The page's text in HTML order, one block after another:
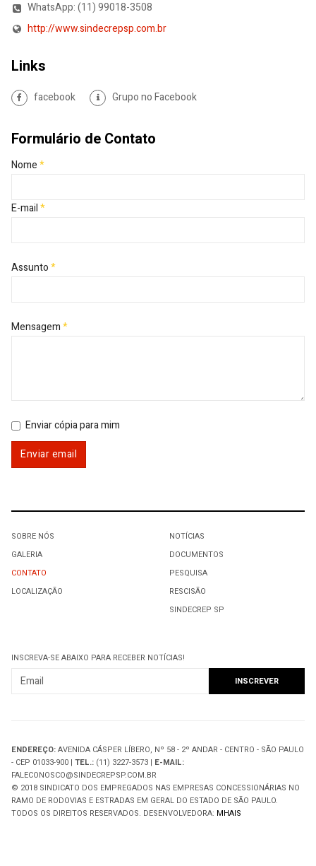
WhatsApp: (11) 99018-3508
http://www.sindecrepsp.com.br
Links
facebook Grupo no Facebook
Formulário de Contato
Nome*
E-mail*
Assunto*
Mensagem*
Enviar cópia para mim
Enviar email
SOBRE NÓS
GALERIA
CONTATO
LOCALIZAÇÃO
NOTÍCIAS
DOCUMENTOS
PESQUISA
RESCISÃO
SINDECREP SP
INSCREVA-SE ABAIXO PARA RECEBER NOTÍCIAS!
ENDEREÇO:AVENIDA CÁSPER LÍBERO, Nº 58 - 2º ANDAR - CENTRO - SÃO PAULO
- CEP 01033-900 | TEL.: (11) 3227-3573 | E-MAIL:
FALECONOSCO@SINDECREPSP.COM.BR
© 2018 SINDICATO DOS EMPREGADOS NAS EMPRESAS CONCESSIONÁRIAS NO
RAMO DE RODOVIAS E ESTRADAS EM GERAL DO ESTADO DE SÃO PAULO.
TODOS OS DIREITOS RESERVADOS. DESENVOLVEDORA: MHAIS